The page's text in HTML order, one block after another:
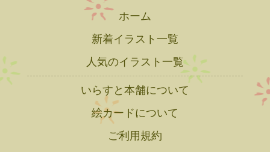
ホーム
新着イラスト一覧
人気のイラスト一覧
いらすと本舗について
絵カードについて
ご利用規約